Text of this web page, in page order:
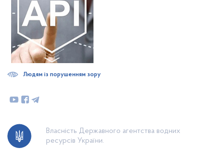
Власність Державного агентства водних
ресурсів України.
Людям із порушенням зору